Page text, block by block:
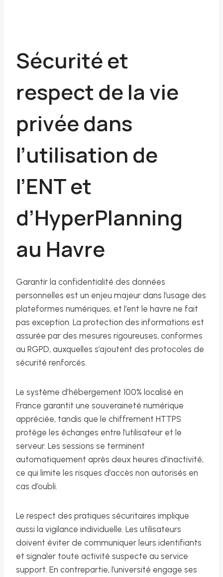
Sécurité et
respect de la vie
privée dans
l’utilisation de
l’ENT et
d’HyperPlanning
au Havre
Garantir la confidentialité des données
personnelles est un enjeu majeur dans l’usage des
plateformes numériques, et l’ent le havre ne fait
pas exception. La protection des informations est
assurée par des mesures rigoureuses, conformes
au RGPD, auxquelles s’ajoutent des protocoles de
sécurité renforcés.
Le système d’hébergement 100% localisé en
France garantit une souveraineté numérique
appréciée, tandis que le chiffrement HTTPS
protège les échanges entre l’utilisateur et le
serveur. Les sessions se terminent
automatiquement après deux heures d’inactivité,
ce qui limite les risques d’accès non autorisés en
cas d’oubli.
Le respect des pratiques sécuritaires implique
aussi la vigilance individuelle. Les utilisateurs
doivent éviter de communiquer leurs identifiants
et signaler toute activité suspecte au service
support. En contrepartie, l’université engage ses